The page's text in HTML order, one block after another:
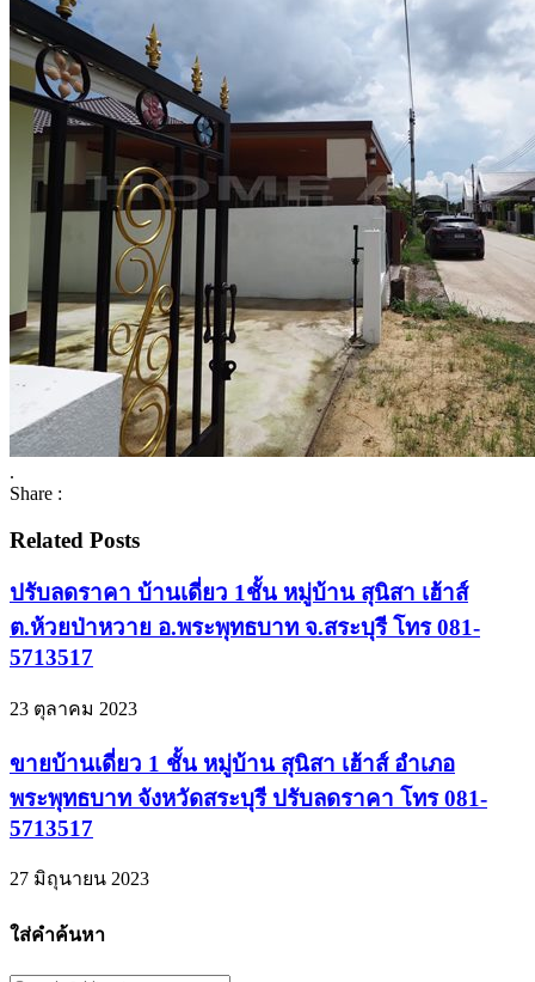
.
Share :
Related Posts
ปรับลดราคา บ้านเดี่ยว 1ชั้น หมู่บ้าน สุนิสา เฮ้าส์
ต.ห้วยป่าหวาย อ.พระพุทธบาท จ.สระบุรี โทร 081-
5713517
23 ตุลาคม 2023
ขายบ้านเดี่ยว 1 ชั้น หมู่บ้าน สุนิสา เฮ้าส์ อำเภอ
พระพุทธบาท จังหวัดสระบุรี ปรับลดราคา โทร 081-
5713517
27 มิถุนายน 2023
ใส่คำค้นหา